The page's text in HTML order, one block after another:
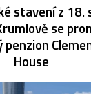
stavení z
se
penzion
House